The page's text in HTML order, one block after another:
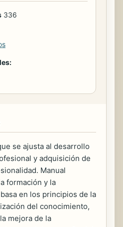
336
se ajusta al desarrollo
y adquisición de
Manual
formación y la
en los principios de la
del conocimiento,
mejora de la